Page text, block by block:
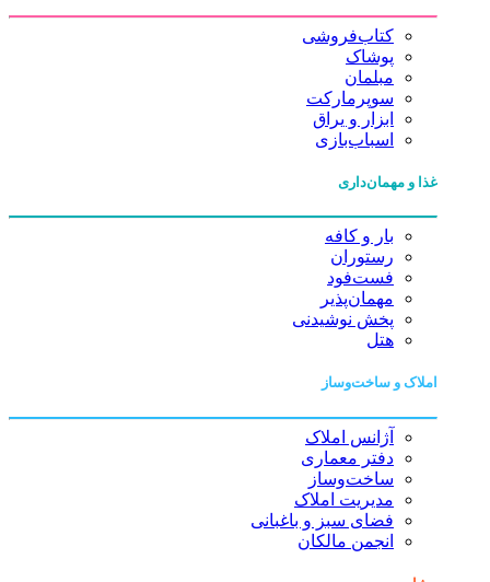
کتاب‌فروشی
پوشاک
مبلمان
سوپرمارکت
ابزار و یراق
اسباب‌بازی
غذا و مهمان‌داری
بار و کافه
رستوران
فست‌فود
مهمان‌پذیر
پخش نوشیدنی
هتل
املاک و ساخت‌وساز
آژانس املاک
دفتر معماری
ساخت‌وساز
مدیریت املاک
فضای سبز و باغبانی
انجمن مالکان